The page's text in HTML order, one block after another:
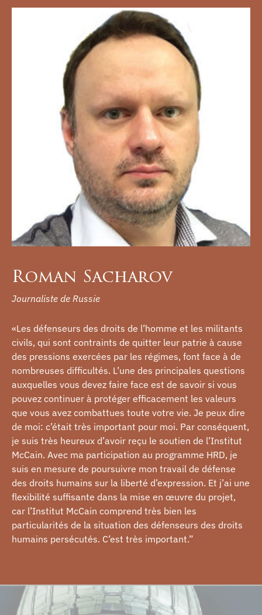
Roman Sacharov
Journaliste de Russie
«Les défenseurs des droits de l’homme et les militants
civils, qui sont contraints de quitter leur patrie à cause
des pressions exercées par les régimes, font face à de
nombreuses difficultés. L’une des principales questions
auxquelles vous devez faire face est de savoir si vous
pouvez continuer à protéger efficacement les valeurs
que vous avez combattues toute votre vie. Je peux dire
de moi: c’était très important pour moi. Par conséquent,
je suis très heureux d’avoir reçu le soutien de l’Institut
McCain. Avec ma participation au programme HRD, je
suis en mesure de poursuivre mon travail de défense
des droits humains sur la liberté d’expression. Et j’ai une
flexibilité suffisante dans la mise en œuvre du projet,
car l’Institut McCain comprend très bien les
particularités de la situation des défenseurs des droits
humains persécutés. C’est très important.”